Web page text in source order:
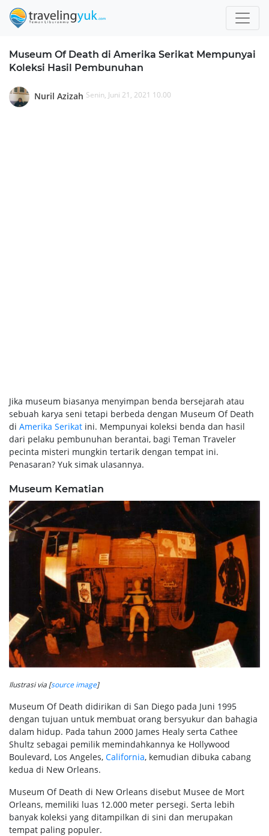
Museum Of Death di Amerika Serikat Mempunyai
Koleksi Hasil Pembunuhan
Nuril Azizah Senin, Juni 21, 2021 10.00
Jika museum biasanya menyimpan benda bersejarah atau
sebuah karya seni tetapi berbeda dengan Museum Of Death
di Amerika Serikat ini. Mempunyai koleksi benda dan hasil
dari pelaku pembunuhan berantai, bagi Teman Traveler
pecinta misteri mungkin tertarik dengan tempat ini.
Penasaran? Yuk simak ulasannya.
Museum Kematian
Ilustrasi via [source image]
Museum Of Death didirikan di San Diego pada Juni 1995
dengan tujuan untuk membuat orang bersyukur dan bahagia
dalam hidup. Pada tahun 2000 James Healy serta Cathee
Shultz sebagai pemilik memindahkannya ke Hollywood
Boulevard, Los Angeles, California, kemudian dibuka cabang
kedua di New Orleans.
Museum Of Death di New Orleans disebut Musee de Mort
Orleans, memiliki luas 12.000 meter persegi. Serta lebih
banyak koleksi yang ditampilkan di sini dan merupakan
tempat paling populer.